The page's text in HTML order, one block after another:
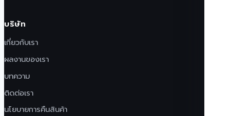
บริษัท
เกี่ยวกับเรา
ผลงานของเรา
บทความ
ติดต่อเรา
นโยบายการคืนสินค้า